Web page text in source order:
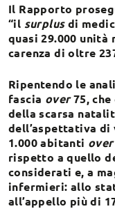
Il Rapporto
“il surplusdi
quasi 29.000 unità
carenza di oltre
Ripentendo le
fascia over75,
della scarsa
dell’aspettativa di
1.000 abitanti
rispetto a quello
considerati e, a
infermieri: allo
all’appello più di